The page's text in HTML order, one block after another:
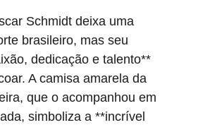
Schmidt deixa uma
brasileiro, mas seu
dedicação e talento**
A camisa amarela da
que o acompanhou em
simboliza a **incrível